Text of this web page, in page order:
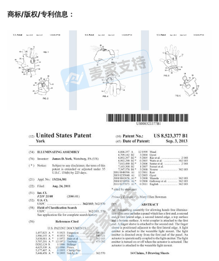
商标/版权/专利信息 ：